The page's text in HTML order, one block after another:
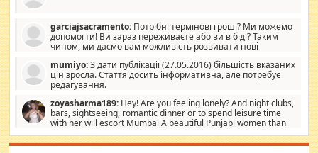
garciajsacramento: Потрібні термінові гроші? Ми можемо
допомогти! Ви зараз переживаєте або ви в біді? Таким
чином, ми даємо вам можливість розвивати нові
допомагати людям, які намагаються дати їм шанс. Кожен
заслуговує на другий шанс, і, оскільки влада не зможе, вони
повинні приймати від інших. Для нас нема багато суми, і зрілість
витрат, а тільки узгоджених сум і нічого іншого. Не чекайте і не
коментуйте цей пост. Введіть суму, яку ви хочете подати, і ми
зв'яжемося з вами з усіма варіантами. зв'яжіться з нами
сьогодні на garciajsacramento@gmail.com Вам потрібні термінові
гроші? Ми можемо допомогти!
mumiyo:З дати публікації (27.05.2016) більшість вказаних
цін зросла. Стаття досить інформативна, але потребує
редагування.
zoyasharma189: Hey! Are you feeling lonely? And night clubs,
bars, sightseeing, romantic dinner or to spend leisure time
with her will escort Mumbai A beautiful Punjabi women than
sexy escort companion in arms that you guys feel like 5 star luxury
hotel had to spend the night in their search for loved solitaire free